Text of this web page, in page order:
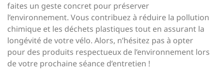
faites un geste concret pour préserver
l’environnement. Vous contribuez à réduire la pollution
chimique et les déchets plastiques tout en assurant la
longévité de votre vélo. Alors, n’hésitez pas à opter
pour des produits respectueux de l’environnement lors
de votre prochaine séance d’entretien !